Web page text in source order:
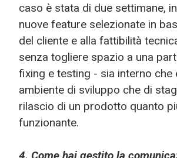
caso è stata di due settimane,
nuove feature selezionate in
del cliente e alla fattibilità
senza togliere spazio a una
fixing e testing - sia interno che
ambiente di sviluppo che di
rilascio di un prodotto quanto
funzionante.